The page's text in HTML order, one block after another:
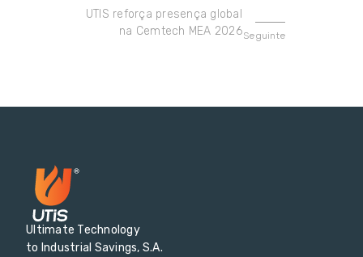
Seguinte
UTIS reforça presença global
na Cemtech MEA 2026
Ultimate Technology
to Industrial Savings, S.A.